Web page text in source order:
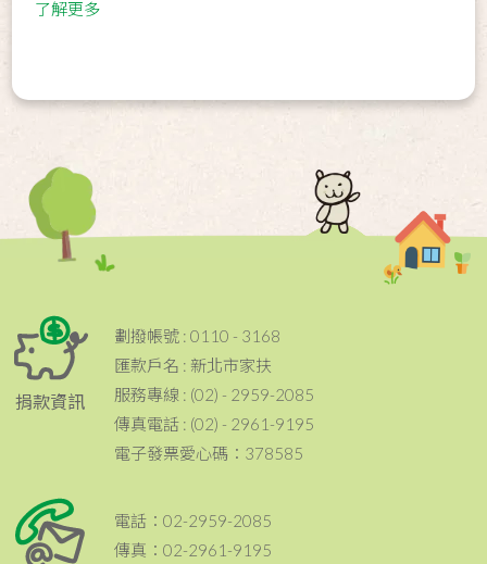
了解更多
捐款資訊
劃撥帳號 : 0110 - 3168
匯款戶名 : 新北市家扶
服務專線 : (02) - 2959-2085
傳真電話 : (02) - 2961-9195
電子發票愛心碼：378585
電話：02-2959-2085
傳真：02-2961-9195